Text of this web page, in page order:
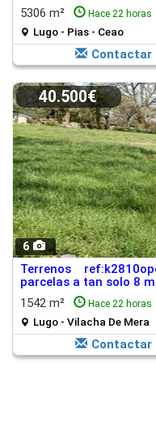
5306 m²
Hace 22 horas
Lugo - Pias - Ceao
Contactar
6
40.500€
Terrenos
parcelas a tan solo 8
1542 m²
Hace 22 horas
Lugo - Vilacha De Mera
Contactar